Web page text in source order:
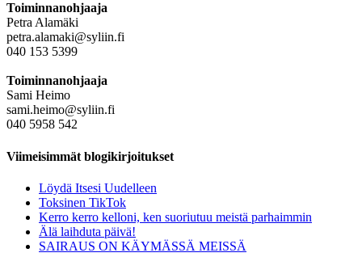
Toiminnanohjaaja
Petra Alamäki
petra.alamaki@syliin.fi
040 153 5399
Toiminnanohjaaja
Sami Heimo
sami.heimo@syliin.fi
040 5958 542
Viimeisimmät blogikirjoitukset
Löydä Itsesi Uudelleen
Toksinen TikTok
Kerro kerro kelloni, ken suoriutuu meistä parhaimmin
Älä laihduta päivä!
SAIRAUS ON KÄYMÄSSÄ MEISSÄ